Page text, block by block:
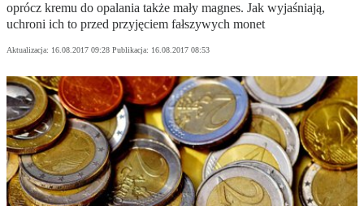
oprócz kremu do opalania także mały magnes. Jak wyjaśniają,
uchroni ich to przed przyjęciem fałszywych monet
Aktualizacja: 16.08.2017 09:28 Publikacja: 16.08.2017 08:53